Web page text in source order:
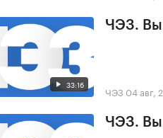
33:16
ЧЭЗ.
ЧЭЗ 04 авг,
ЧЭЗ.